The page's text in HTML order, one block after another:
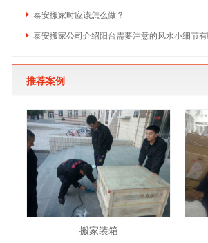
泰安搬家时应该怎么做？
泰安搬家公司介绍阳台需要注意的风水小细节有
推荐案例
搬家装箱